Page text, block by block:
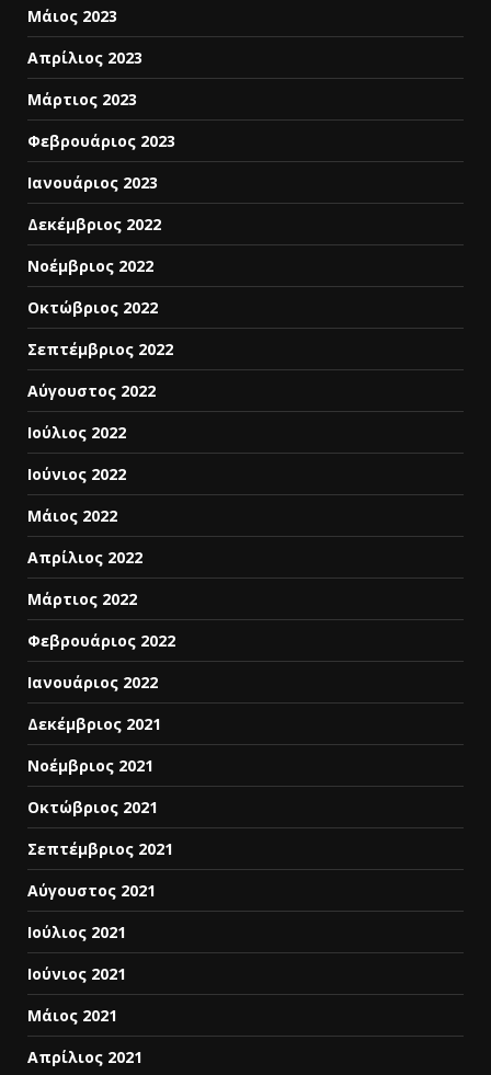
Μάιος 2023
Απρίλιος 2023
Μάρτιος 2023
Φεβρουάριος 2023
Ιανουάριος 2023
Δεκέμβριος 2022
Νοέμβριος 2022
Οκτώβριος 2022
Σεπτέμβριος 2022
Αύγουστος 2022
Ιούλιος 2022
Ιούνιος 2022
Μάιος 2022
Απρίλιος 2022
Μάρτιος 2022
Φεβρουάριος 2022
Ιανουάριος 2022
Δεκέμβριος 2021
Νοέμβριος 2021
Οκτώβριος 2021
Σεπτέμβριος 2021
Αύγουστος 2021
Ιούλιος 2021
Ιούνιος 2021
Μάιος 2021
Απρίλιος 2021